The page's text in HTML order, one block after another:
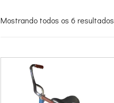
Mostrando todos os 6 resultados